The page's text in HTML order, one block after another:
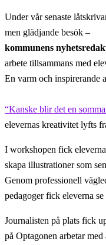
Under vår senaste
men glädjande besök –
kommunens
arbete tillsammans med
En varm och inspirerande
“Kanske blir det en
elevernas kreativitet lyfts
I workshopen fick
skapa illustrationer som
Genom professionell
pedagoger fick eleverna
Journalisten på plats fick
på Optagonen arbetar